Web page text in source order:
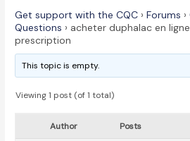
Get support with the CQC › Forums ›
Questions › acheter duphalac en
prescription
This topic is empty.
Viewing 1 post (of 1 total)
Author Posts